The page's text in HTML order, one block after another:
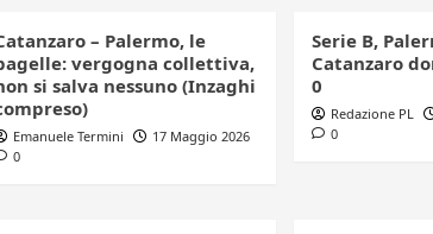
– Palermo, le
vergogna collettiva,
si salva nessuno (Inzaghi
Emanuele Termini
17 Maggio 2026
0
Serie B,
Catanzaro
0
Redazione PL
0